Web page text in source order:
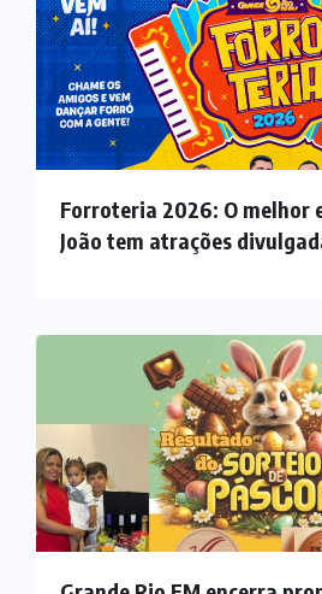
Forroteria 2026: O melhor
João tem atrações